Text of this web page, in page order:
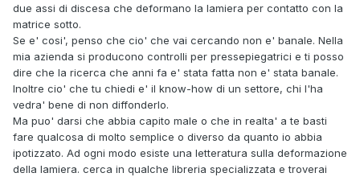
due assi di discesa che deformano la lamiera per contatto con la
matrice sotto.
Se e' cosi', penso che cio' che vai cercando non e' banale. Nella
mia azienda si producono controlli per pressepiegatrici e ti posso
dire che la ricerca che anni fa e' stata fatta non e' stata banale.
Inoltre cio' che tu chiedi e' il know-how di un settore, chi l'ha
vedra' bene di non diffonderlo.
Ma puo' darsi che abbia capito male o che in realta' a te basti
fare qualcosa di molto semplice o diverso da quanto io abbia
ipotizzato. Ad ogni modo esiste una letteratura sulla deformazione
della lamiera. cerca in qualche libreria specializzata e troverai